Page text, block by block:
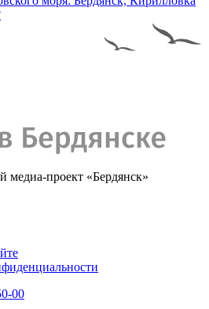
проект «Бердянск»
00